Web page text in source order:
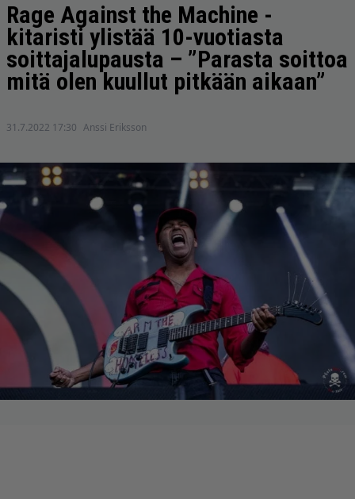
Rage Against the Machine -
kitaristi ylistää 10-vuotiasta
soittajalupausta – ”Parasta soittoa
mitä olen kuullut pitkään aikaan”
31.7.2022 17:30 Anssi Eriksson